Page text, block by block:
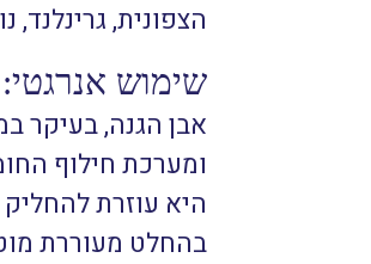
הצפונית, גרינלנד,
שימוש אנרגטי:
אבן הגנה, בעיקר
ומערכת חילוף
היא עוזרת
בהחלט מעוררת